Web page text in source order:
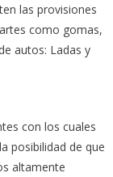
las provisiones
como gomas,
autos: Ladas y
con los cuales
posibilidad de que
altamente